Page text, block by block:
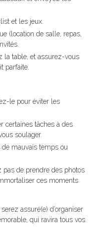
et les jeux.
(location de salle, repas,
la table, et assurez-vous
parfaite.
le pour éviter les
certaines tâches à des
soulager.
mauvais temps ou
pas de prendre des photos
ces moments
assuré(e) d’organiser
qui ravira tous vos